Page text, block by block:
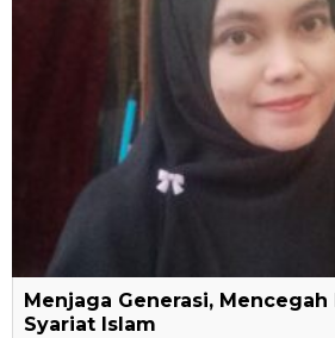
Menjaga Generasi, Mencegah
Syariat Islam